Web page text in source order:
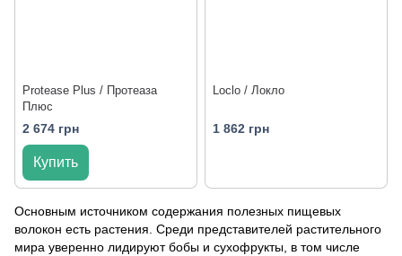
Protease Plus / Протеаза
Плюс
2 674 грн
Купить
Loclo / Локло
1 862 грн
Основным источником содержания полезных пищевых
волокон есть растения. Среди представителей растительного
мира уверенно лидируют бобы и сухофрукты, в том числе